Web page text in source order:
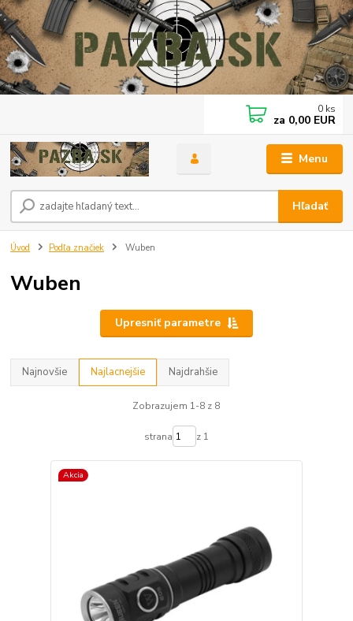
Menu
Hľadať
0 ks
za 0,00 EUR
Úvod Podľa značiek Wuben
Wuben
Upresniť parametre
Najnovšie Najlacnejšie Najdrahšie
Zobrazujem 1-8 z 8
strana z 1
Akcia